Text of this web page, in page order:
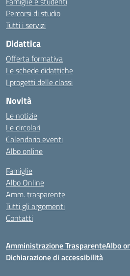
Percorsi di studio
Tutti i servizi
Didattica
Offerta formativa
Le schede didattiche
I progetti delle classi
Novità
Le notizie
Le circolari
Calendario eventi
Albo online
Famiglie
Albo Online
Amm. trasparente
Tutti gli argomenti
Contatti
Amministrazione TrasparenteAlbo
Dichiarazione di accessibilità